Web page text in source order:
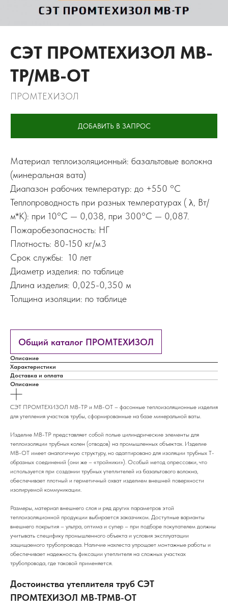
СЭТ ПРОМТЕХИЗОЛ МВ-
ТР/МВ-ОТ
ПРОМТЕХИЗОЛ
ДОБАВИТЬ В ЗАПРОС
Материал теплоизоляционный: базальтовые волокна
(минеральная вата)
Диапазон рабочих температур: до +550 °C
Теплопроводность при разных температурах ( λ, Вт/
м*К): при 10°C — 0,038, при 300°C — 0,087.
Пожаробезопасность: НГ
Плотность: 80-150 кг/м3
Срок службы: 10 лет
Диаметр изделия: по таблице
Длина изделия: 0,025-0,350 м
Толщина изоляции: по таблице
Общий каталог ПРОМТЕХИЗОЛ
Описание
Характеристики
Доставка и оплата
Описание
СЭТ ПРОМТЕХИЗОЛ МВ-ТР и МВ-ОТ – фасонные теплоизоляционные изделия
для утепления участков трубы, сформированные на базе минеральной ваты.
Изделие МВ-ТР представляет собой полые цилиндрические элементы для
теплоизоляции трубных колен (отводов) на промышленных объектах. Изделие
МВ-ОТ имеет аналогичную структуру, но адаптировано для изоляции трубных Т-
образных соединений (они же – «тройники»). Особый метод опрессовки, что
используется при создании трубных утеплителей из базальтового волокна,
обеспечивает плотный и герметичный охват изделием внешней поверхности
изолируемой коммуникации.
Размеры, материал внешнего слоя и ряд других параметров этой
теплоизоляционной продукции выбирается заказчиком. Доступные варианты
внешнего покрытия – ультра, оптима и супер – при подборе покупателем должны
учитывать специфику промышленного объекта и условия эксплуатации
защищаемого трубопровода. Наличие нахлеста упрощает монтажные работы и
обеспечивает надежность фиксации утеплителя на сложных участках
трубопровода, где таковой применяется.
Достоинства утеплителя труб СЭТ
ПРОМТЕХИЗОЛ МВ-ТРМВ-ОТ